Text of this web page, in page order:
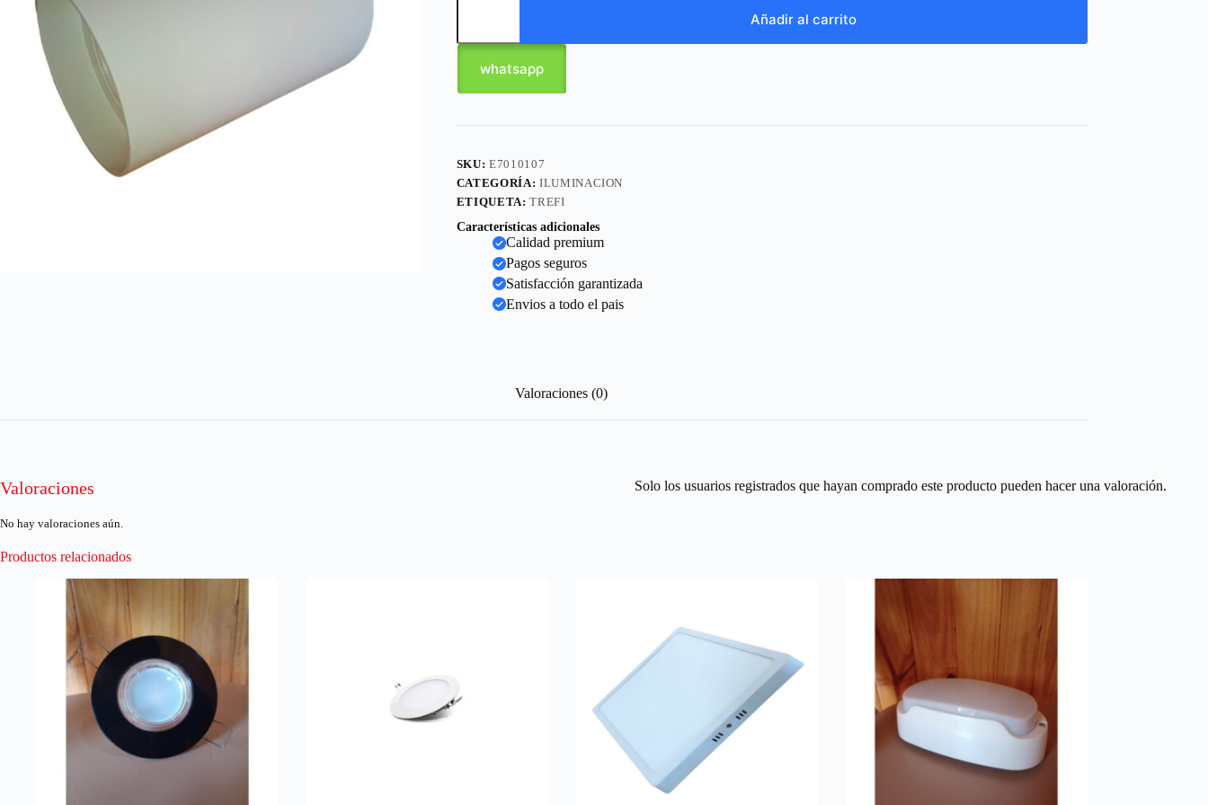
Añadir al carrito
whatsapp
SKU:E7010107
CATEGORÍA: ILUMINACION
ETIQUETA:TREFI
Características adicionales
Calidad premium
Pagos seguros
Satisfacción garantizada
Envios a todo el pais
Valoraciones (0)
Valoraciones
No hay valoraciones aún.
Solo los usuarios registrados que hayan comprado este producto pueden hacer una valoración.
Productos relacionados